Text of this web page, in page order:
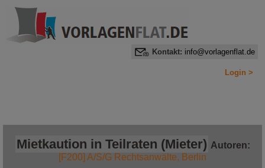
Kontakt: info@vorlagenflat.de
Login >
Mietkaution in Teilraten (Mieter) Autoren:
[F200] A/S/G Rechtsanwälte, Berlin